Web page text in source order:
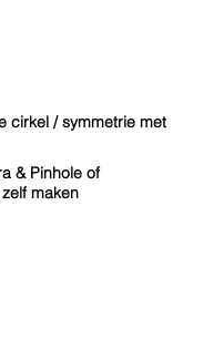
cirkel / symmetrie met
& Pinhole of
maken